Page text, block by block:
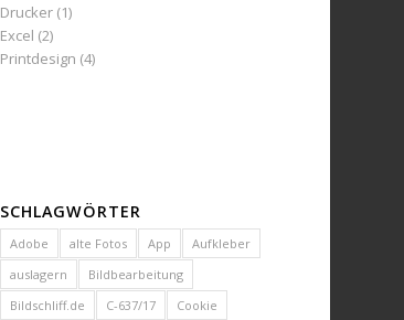
Drucker (1)
Excel (2)
Printdesign (4)
SCHLAGWÖRTER
Adobe alte Fotos App
Aufkleber
auslagern
Bildbearbeitung
Bildschliff.de
C-637/17
Cookie